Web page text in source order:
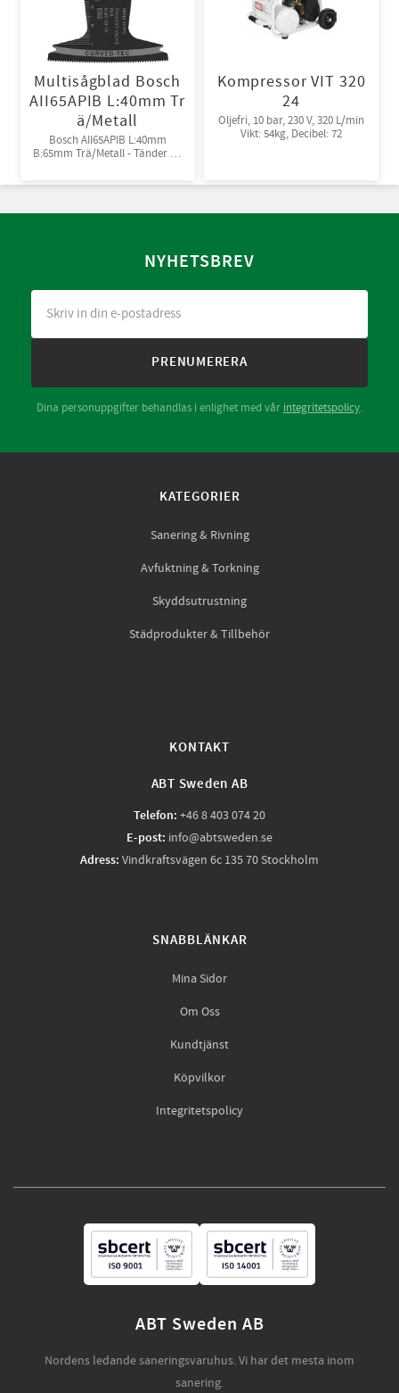
Multisågblad Bosch
AII65APIB L:40mm Tr
ä/Metall
Bosch AII65APIB L:40mm
B:65mm Trä/Metall - Tänder av
Kompressor VIT 320
24
Oljefri, 10 bar, 230 V, 320 L/min
Vikt: 54kg, Decibel: 72
NYHETSBREV
PRENUMERERA
Dina personuppgifter behandlas i enlighet med vår integritetspolicy.
KATEGORIER
Sanering & Rivning
Avfuktning & Torkning
Skyddsutrustning
Städprodukter & Tillbehör
KONTAKT
ABT Sweden AB
Telefon: +46 8 403 074 20
E-post: info@abtsweden.se
Adress: Vindkraftsvägen 6c 135 70 Stockholm
SNABBLÄNKAR
Mina Sidor
Om Oss
Kundtjänst
Köpvilkor
Integritetspolicy
ABT Sweden AB
Nordens ledande saneringsvaruhus. Vi har det mesta inom
sanering.